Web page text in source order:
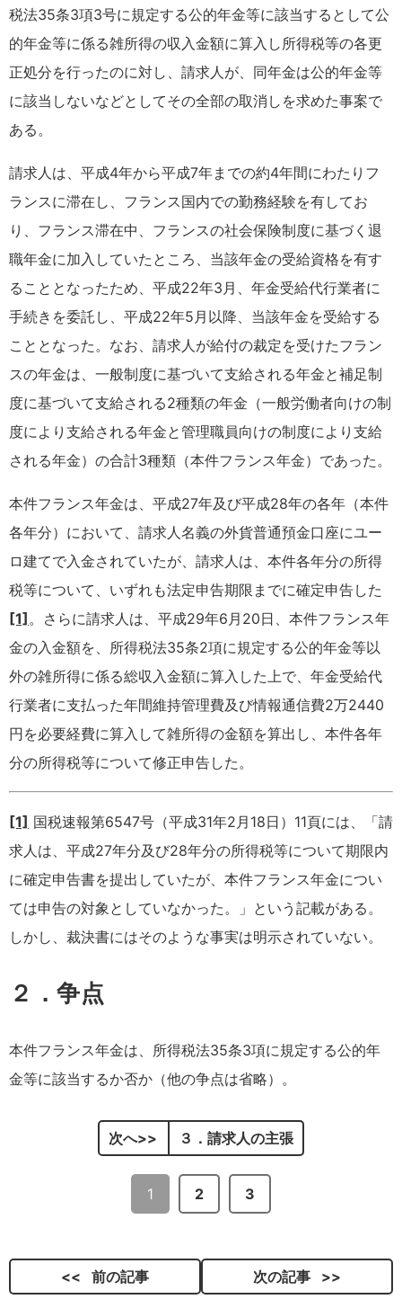
税法35条3項3号に規定する公的年金等に該当するとして公
的年金等に係る雑所得の収入金額に算入し所得税等の各更
正処分を行ったのに対し、請求人が、同年金は公的年金等
に該当しないなどとしてその全部の取消しを求めた事案で
ある。
請求人は、平成4年から平成7年までの約4年間にわたりフ
ランスに滞在し、フランス国内での勤務経験を有してお
り、フランス滞在中、フランスの社会保険制度に基づく退
職年金に加入していたところ、当該年金の受給資格を有す
ることとなったため、平成22年3月、年金受給代行業者に
手続きを委託し、平成22年5月以降、当該年金を受給する
こととなった。なお、請求人が給付の裁定を受けたフラン
スの年金は、一般制度に基づいて支給される年金と補足制
度に基づいて支給される2種類の年金（一般労働者向けの制
度により支給される年金と管理職員向けの制度により支給
される年金）の合計3種類（本件フランス年金）であった。
本件フランス年金は、平成27年及び平成28年の各年（本件
各年分）において、請求人名義の外貨普通預金口座にユー
ロ建てで入金されていたが、請求人は、本件各年分の所得
税等について、いずれも法定申告期限までに確定申告した
[1] 。さらに請求人は、平成29年6月20日、本件フランス年
金の入金額を、所得税法35条2項に規定する公的年金等以
外の雑所得に係る総収入金額に算入した上で、年金受給代
行業者に支払った年間維持管理費及び情報通信費2万2440
円を必要経費に算入して雑所得の金額を算出し、本件各年
分の所得税等について修正申告した。
[1] 国税速報第6547号（平成31年2月18日）11頁には、「請
求人は、平成27年分及び28年分の所得税等について期限内
に確定申告書を提出していたが、本件フランス年金につい
ては申告の対象としていなかった。」という記載がある。
しかし、裁決書にはそのような事実は明示されていない。
２．争点
本件フランス年金は、所得税法35条3項に規定する公的年
金等に該当するか否か（他の争点は省略）。
次へ ３．請求人の主張
1 2 3
前の記事 次の記事